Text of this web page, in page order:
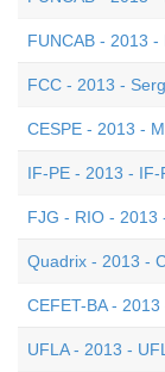
FUNCAB - 2013
FCC - 2013 -
CESPE - 2013 -
IF-PE - 2013 -
FJG - RIO - 2013
Quadrix - 2013 -
CEFET-BA -
UFLA - 2013 -